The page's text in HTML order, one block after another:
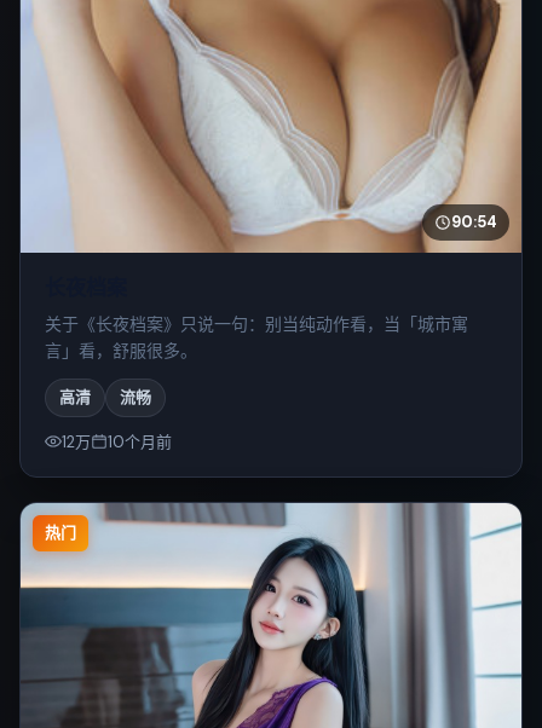
90:54
关于《长夜档案》只说一句：别当纯动作看，当「城市寓
言」看，舒服很多。
高清 流畅
12万 10个月前
热门